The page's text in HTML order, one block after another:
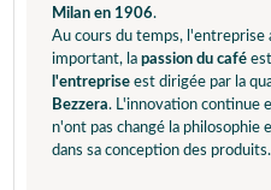
Milan en 1906.
Au cours du temps, l'entreprise
important, la passion du café
l'entreprise est dirigée par la
Bezzera. L'innovation continue
n'ont pas changé la
dans sa conception des produits.